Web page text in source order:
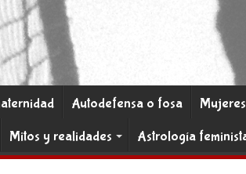
Autodefensa o fosa
Mitos y realidades Astrología